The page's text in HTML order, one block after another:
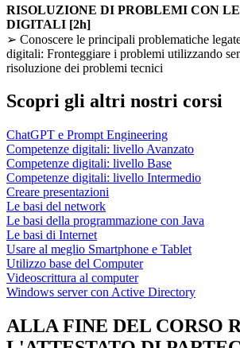
RISOLUZIONE DI PROBLEMI CON
DIGITALI [2h]
➢ Conoscere le principali problematiche
digitali: Fronteggiare i problemi utilizzando
risoluzione dei problemi tecnici
Scopri gli altri nostri corsi
ChatGPT e Prompt Engineering
Competenze digitali: livello Avanzato
Competenze digitali: livello Base
Competenze digitali: livello Intermedio
Creare presentazioni
Le basi del network
Le basi della programmazione con Java
Le basi di Internet
Usare al meglio Smartphone e Tablet
Utilizzo base del Computer
Videoscrittura al computer
Windows server con Active Directory
ALLA FINE DEL CORSO